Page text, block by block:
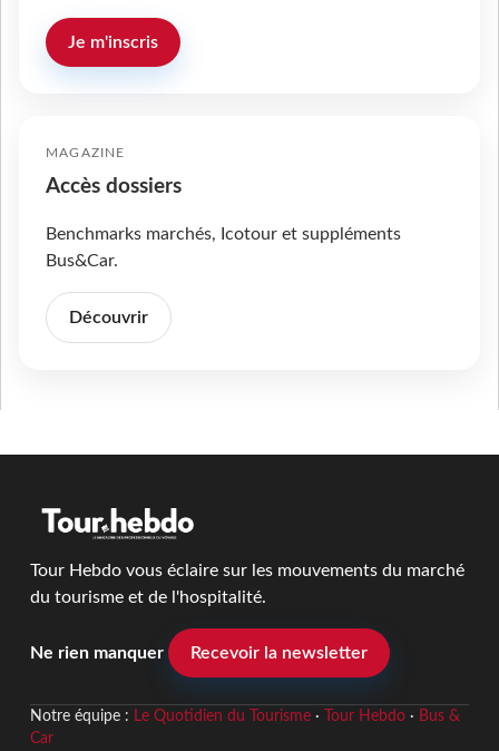
Je m'inscris
MAGAZINE
Accès dossiers
Benchmarks marchés, Icotour et suppléments
Bus&Car.
Découvrir
Tour Hebdo vous éclaire sur les mouvements du marché
du tourisme et de l'hospitalité.
Ne rien manquer Recevoir la newsletter
Notre équipe : Le Quotidien du Tourisme· Tour Hebdo· Bus &
Car